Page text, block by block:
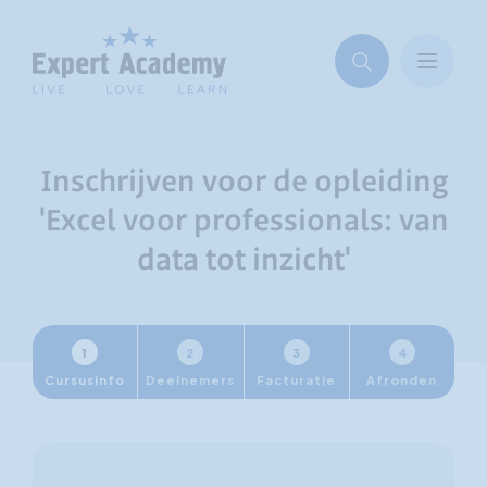
Inschrijven voor de opleiding
'Excel voor professionals: van
data tot inzicht'
1
Cursusinfo
2
Deelnemers
3
Facturatie
4
Afronden